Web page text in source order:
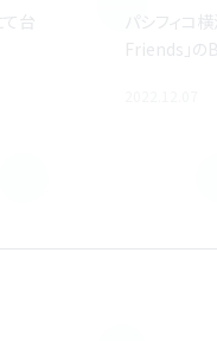
台
パシフィコ
Friends」の